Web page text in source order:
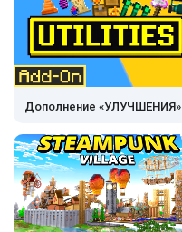
Дополнение «УЛУЧШЕНИЯ»